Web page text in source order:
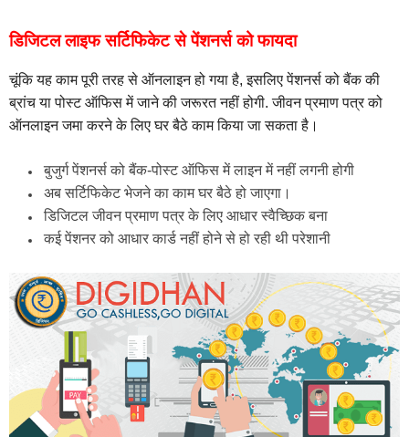
डिजिटल लाइफ सर्टिफिकेट से पेंशनर्स को फायदा
चूंकि यह काम पूरी तरह से ऑनलाइन हो गया है, इसलिए पेंशनर्स को बैंक की
ब्रांच या पोस्ट ऑफिस में जाने की जरूरत नहीं होगी. जीवन प्रमाण पत्र को
ऑनलाइन जमा करने के लिए घर बैठे काम किया जा सकता है।
बुजुर्ग पेंशनर्स को बैंक-पोस्ट ऑफिस में लाइन में नहीं लगनी होगी
अब सर्टिफिकेट भेजने का काम घर बैठे हो जाएगा।
डिजिटल जीवन प्रमाण पत्र के लिए आधार स्वैच्छिक बना
कई पेंशनर को आधार कार्ड नहीं होने से हो रही थी परेशानी